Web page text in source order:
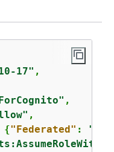
17" ,
,
,
{"Federated" :